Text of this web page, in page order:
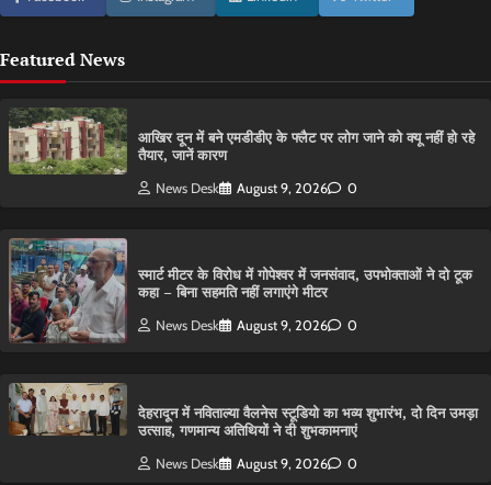
Featured News
आ​खिर दून में बने एमडीडीए के फ्लैट पर लोग जाने को क्यू नहीं हो रहे
तैयार, जानें कारण
News Desk August 9, 2026 0
स्मार्ट मीटर के विरोध में गोपेश्वर में जनसंवाद, उपभोक्ताओं ने दो टूक
कहा – बिना सहमति नहीं लगाएंगे मीटर
News Desk August 9, 2026 0
देहरादून में नविताल्या वैलनेस स्टूडियो का भव्य शुभारंभ, दो दिन उमड़ा
उत्साह, गणमान्य अतिथियों ने दी शुभकामनाएं
News Desk August 9, 2026 0